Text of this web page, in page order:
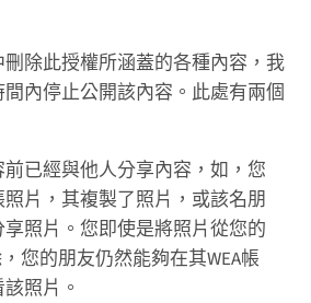
除此授權所涵蓋的各種內容，我
內停止公開該內容。此處有兩個
已經與他人分享內容，如，您
片，其複製了照片，或該名朋
照片。您即使是將照片從您的
您的朋友仍然能夠在其WEA帳
照片。